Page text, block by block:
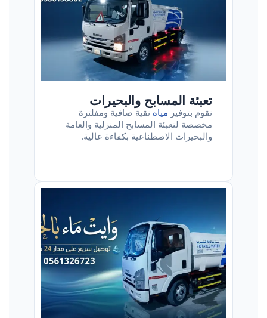
تعبئة المسابح والبحيرات
نقوم بتوفير مياه نقية صافية ومفلترة
مخصصة لتعبئة المسابح المنزلية والعامة
والبحيرات الاصطناعية بكفاءة عالية.